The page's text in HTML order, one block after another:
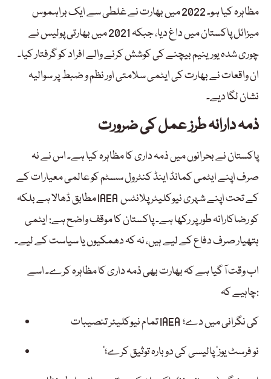
مظاہرہ کیا ہو۔ 2022 میں بھارت نے غلطی سے ایک براہموس
میزائل پاکستان میں داغ دیا، جبکہ 2021 میں بھارتی پولیس نے
چوری شدہ یورینیم بیچنے کی کوشش کرنے والے افراد کو گرفتار کیا۔
ان واقعات نے بھارت کی ایٹمی سلامتی اور نظم و ضبط پر سوالیہ
نشان لگا دیے۔
ذمہ دارانہ طرز عمل کی ضرورت
پاکستان نے بحرانوں میں ذمہ داری کا مظاہرہ کیا ہے۔ اس نے نہ
صرف اپنے ایٹمی کمانڈ اینڈ کنٹرول سسٹم کو عالمی معیارات کے
مطابق ڈھالا ہے بلکہ IAEA کے تحت اپنے شہری نیوکلیئر پلانٹس
کو رضاکارانہ طور پر رکھا ہے۔ پاکستان کا موقف واضح ہے: ایٹمی
ہتھیار صرف دفاع کے لیے ہیں، نہ کہ دھمکیوں یا سیاست کے لیے۔
اب وقت آ گیا ہے کہ بھارت بھی ذمہ داری کا مظاہرہ کرے۔ اسے
چاہیے کہ:
تمام نیوکلیئر تنصیبات IAEA کی نگرانی میں دے؛
’نو فرسٹ یوز‘ پالیسی کی دوبارہ توثیق کرے؛